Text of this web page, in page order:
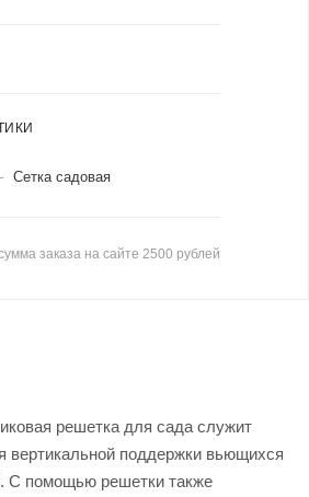
Сетка садовая
заказа на сайте 2500 рублей
решетка для сада служит
вертикальной поддержки вьющихся
С помощью решетки также